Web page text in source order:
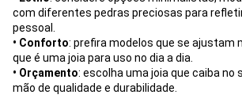
com diferentes pedras preciosas para
pessoal.
• Conforto: prefira modelos que se ajustam
que é uma joia para uso no dia a dia.
• Orçamento: escolha uma joia que caiba no
mão de qualidade e durabilidade.